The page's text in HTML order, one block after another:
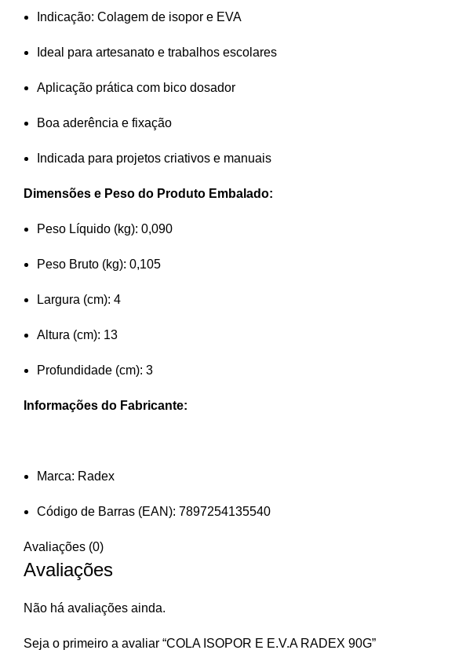
Indicação: Colagem de isopor e EVA
Ideal para artesanato e trabalhos escolares
Aplicação prática com bico dosador
Boa aderência e fixação
Indicada para projetos criativos e manuais
Dimensões e Peso do Produto Embalado:
Peso Líquido (kg): 0,090
Peso Bruto (kg): 0,105
Largura (cm): 4
Altura (cm): 13
Profundidade (cm): 3
Informações do Fabricante:
Marca: Radex
Código de Barras (EAN): 7897254135540
Avaliações (0)
Avaliações
Não há avaliações ainda.
Seja o primeiro a avaliar “COLA ISOPOR E E.V.A RADEX 90G”